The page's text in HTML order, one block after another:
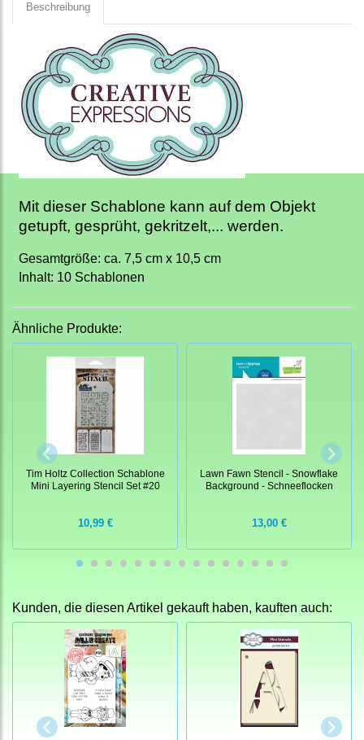
Beschreibung
Mit dieser Schablone kann auf dem Objekt
getupft, gesprüht, gekritzelt,... werden.
Gesamtgröße: ca. 7,5 cm x 10,5 cm
Inhalt: 10 Schablonen
Ähnliche Produkte:
Tim Holtz Collection Schablone
Mini Layering Stencil Set #20
10,99 €
Lawn Fawn Stencil - Snowflake
Background - Schneeflocken
13,00 €
Kunden, die diesen Artikel gekauft haben, kauften auch: